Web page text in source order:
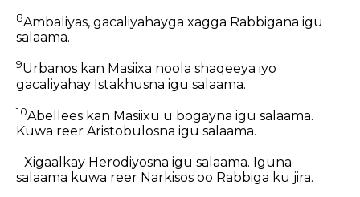
8Ambaliyas, gacaliyahayga xagga Rabbigana igu
salaama.
9Urbanos kan Masiixa noola shaqeeya iyo
gacaliyahay Istakhusna igu salaama.
10Abellees kan Masiixu u bogayna igu salaama.
Kuwa reer Aristobulosna igu salaama.
11Xigaalkay Herodiyosna igu salaama. Iguna
salaama kuwa reer Narkisos oo Rabbiga ku jira.